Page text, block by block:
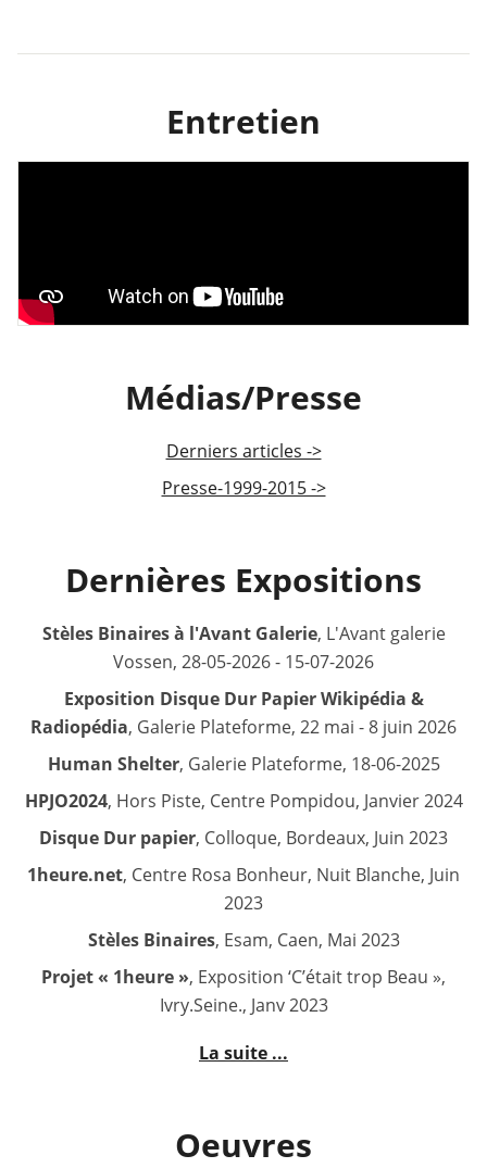
Entretien
Médias/Presse
Derniers articles ->
Presse-1999-2015 ->
Dernières Expositions
Stèles Binaires à l'Avant Galerie, L'Avant galerie
Vossen, 28-05-2026 - 15-07-2026
Exposition Disque Dur Papier Wikipédia &
Radiopédia, Galerie Plateforme, 22 mai - 8 juin 2026
Human Shelter, Galerie Plateforme, 18-06-2025
HPJO2024, Hors Piste, Centre Pompidou, Janvier 2024
Disque Dur papier, Colloque, Bordeaux, Juin 2023
1heure.net, Centre Rosa Bonheur, Nuit Blanche, Juin
2023
Stèles Binaires, Esam, Caen, Mai 2023
Projet « 1heure », Exposition ‘C’était trop Beau »,
Ivry.Seine., Janv 2023
La suite ...
Oeuvres